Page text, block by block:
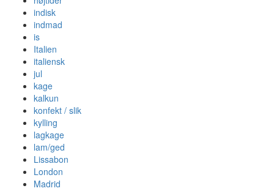
indisk
indmad
is
Italien
italiensk
jul
kage
kalkun
konfekt / slik
kylling
lagkage
lam/ged
Lissabon
London
Madrid